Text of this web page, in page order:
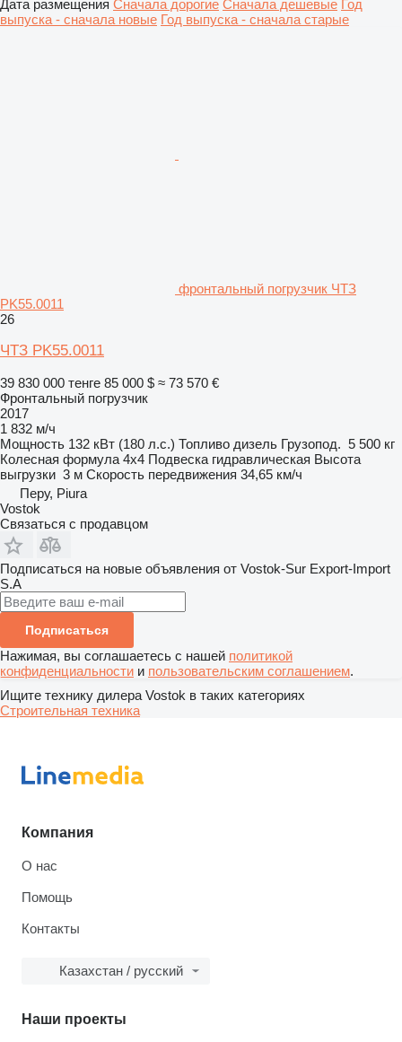
Дата размещения Сначала дорогие Сначала дешевые Год
выпуска - сначала новые Год выпуска - сначала старые
фронтальный погрузчик ЧТЗ
PK55.0011
26
ЧТЗ PK55.0011
39 830 000 тенге 85 000 $ ≈ 73 570 €
Фронтальный погрузчик
2017
1 832 м/ч
Мощность 132 кВт (180 л.с.) Топливо дизель Грузопод. 5 500 кг
Колесная формула 4x4 Подвеска гидравлическая Высота
выгрузки 3 м Скорость передвижения 34,65 км/ч
Перу, Piura
Vostok
Связаться с продавцом
Подписаться на новые объявления от Vostok-Sur Export-Import
S.A
Подписаться
Нажимая, вы соглашаетесь с нашей политикой
конфиденциальности и пользовательским соглашением.
Ищите технику дилера Vostok в таких категориях
Строительная техника
Компания
О нас
Помощь
Контакты
Казахстан / русский
Наши проекты